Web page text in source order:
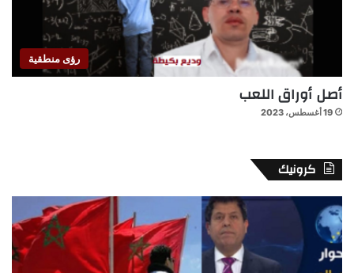
رؤى منطقية
أصل أوراق اللعب
19 أغسطس، 2023
كرونيك